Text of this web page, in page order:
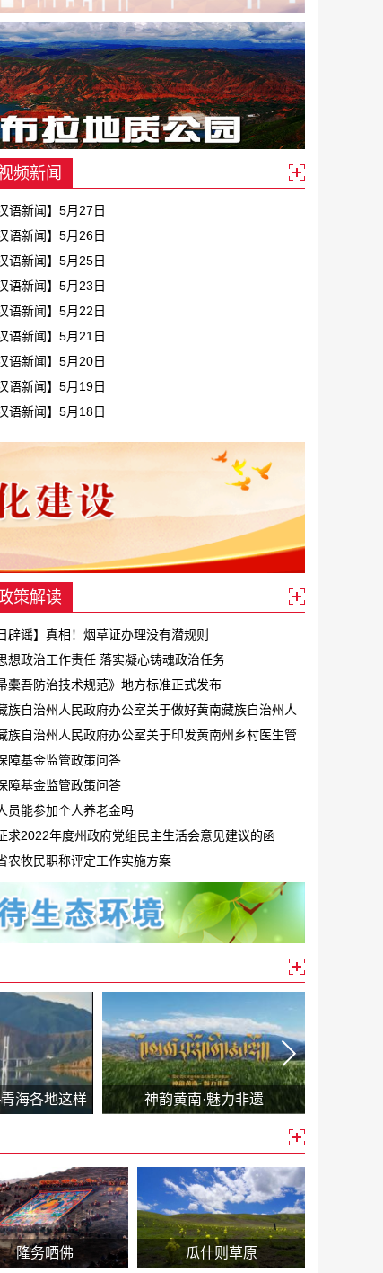
频新闻
汉语新闻】5月27日
汉语新闻】5月26日
汉语新闻】5月25日
汉语新闻】5月23日
汉语新闻】5月22日
汉语新闻】5月21日
汉语新闻】5月20日
汉语新闻】5月19日
汉语新闻】5月18日
策解读
辟谣】真相！烟草证办理没有潜规则
想政治工作责任 落实凝心铸魂政治任务
橐吾防治技术规范》地方标准正式发布
族自治州人民政府办公室关于做好黄南藏族自治州人
2024年立法工作的通知
族自治州人民政府办公室关于印发黄南州乡村医生管
（试行）的通知
障基金监管政策问答
障基金监管政策问答
员能参加个人养老金吗
求2022年度州政府党组民主生活会意见建议的函
农牧民职称评定工作实施方案
海各地这样
神韵黄南·魅力非遗
隆务晒佛 瓜什则草原